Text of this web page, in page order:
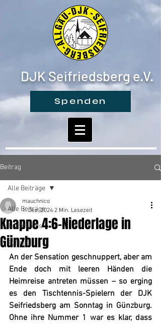
DJK Seifriedsberg e.V.
Spenden
Beitrag
Alle Beiträge
Tischtennis
Fußball
Alle Beiträge
Knappe 4:6-Niederlage in
Günzburg
mauchnico
1. Dez. 2024 2 Min. Lesezeit
An der Sensation geschnuppert, aber am
Ende doch mit leeren Händen die
Heimreise antreten müssen – so erging
es den Tischtennis-Spielern der DJK
Seifriedsberg am Sonntag in Günzburg.
Ohne ihre Nummer 1 war es klar, dass